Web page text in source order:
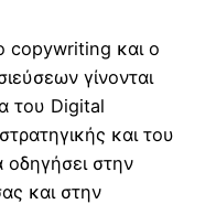
copywriting και ο
γίνονται
του Digital
και του
οδηγήσει στην
και στην